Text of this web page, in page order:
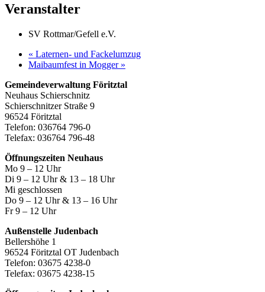
Veranstalter
SV Rottmar/Gefell e.V.
« Laternen- und Fackelumzug
Maibaumfest in Mogger »
Gemeindeverwaltung Föritztal
Neuhaus Schierschnitz
Schierschnitzer Straße 9
96524 Föritztal
Telefon: 036764 796-0
Telefax: 036764 796-48
Öffnungszeiten Neuhaus
Mo 9 – 12 Uhr
Di 9 – 12 Uhr & 13 – 18 Uhr
Mi geschlossen
Do 9 – 12 Uhr & 13 – 16 Uhr
Fr 9 – 12 Uhr
Außenstelle Judenbach
Bellershöhe 1
96524 Föritztal OT Judenbach
Telefon: 03675 4238-0
Telefax: 03675 4238-15